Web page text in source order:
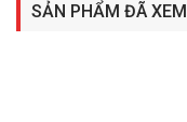
SẢN PHẨM ĐÃ XEM